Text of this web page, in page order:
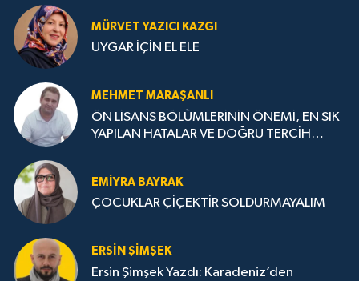
MÜRVET YAZICI KAZGI
UYGAR İÇİN EL ELE
MEHMET MARAŞANLI
ÖN LİSANS BÖLÜMLERİNİN ÖNEMİ, EN SIK
YAPILAN HATALAR VE DOĞRU TERCİH
EMIYRA BAYRAK
ÇOCUKLAR ÇİÇEKTİR SOLDURMAYALIM
ERSIN ŞIMŞEK
Ersin Şimşek Yazdı: Karadeniz’den